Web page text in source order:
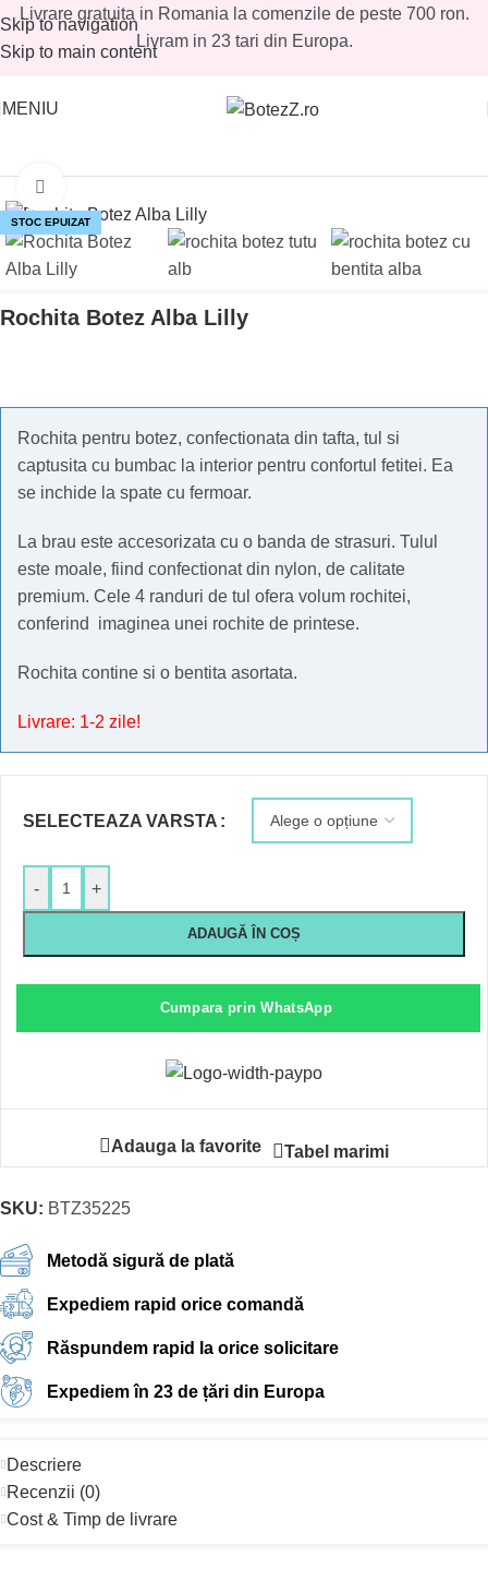
Skip to navigation
Skip to main content
Livrare gratuita in Romania la comenzile de peste 700 ron.
Livram in 23 tari din Europa.
MENIU
STOC EPUIZAT
Rochita Botez Alba Lilly
Rochita pentru botez, confectionata din tafta, tul si
captusita cu bumbac la interior pentru confortul fetitei. Ea
se inchide la spate cu fermoar.
La brau este accesorizata cu o banda de strasuri. Tulul
este moale, fiind confectionat din nylon, de calitate
premium. Cele 4 randuri de tul ofera volum rochitei,
conferind imaginea unei rochite de printese.
Rochita contine si o bentita asortata.
Livrare: 1-2 zile!
SELECTEAZA VARSTA
- +
ADAUGĂ ÎN COȘ
Cumpara prin WhatsApp
Adauga la favorite Tabel marimi
SKU: BTZ35225
Metodă sigură de plată
Expediem rapid orice comandă
Răspundem rapid la orice solicitare
Expediem în 23 de țări din Europa
Descriere
Recenzii (0)
Cost & Timp de livrare